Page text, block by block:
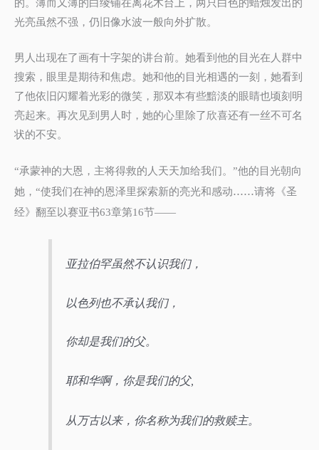
光亮虽然不强，仍旧像水波一般向外扩散。
男人出现在了画有十字架的讲台前。她看到他的目光在人群中
搜索，眼里是期待和焦虑。她和他的目光相遇的一刻，她看到
了他依旧闪耀着光彩的微笑，那双本有些黯淡的眼睛也顷刻明
亮起来。再次见到男人时，她的心里除了欣喜还有一丝不可名
状的不安。
“承蒙神的大恩，主将得救的人天天加给我们。 ”他的目光朝向
她， “使我们在神的恩泽里探索新的亮光和感动……请将《圣
经》翻至以赛亚书63章第16节——
亚拉伯罕虽然不认识我们，
以色列也不承认我们，
你却是我们的父。
耶和华啊，你是我们的父,
从万古以来，你名称为我们的救赎主。